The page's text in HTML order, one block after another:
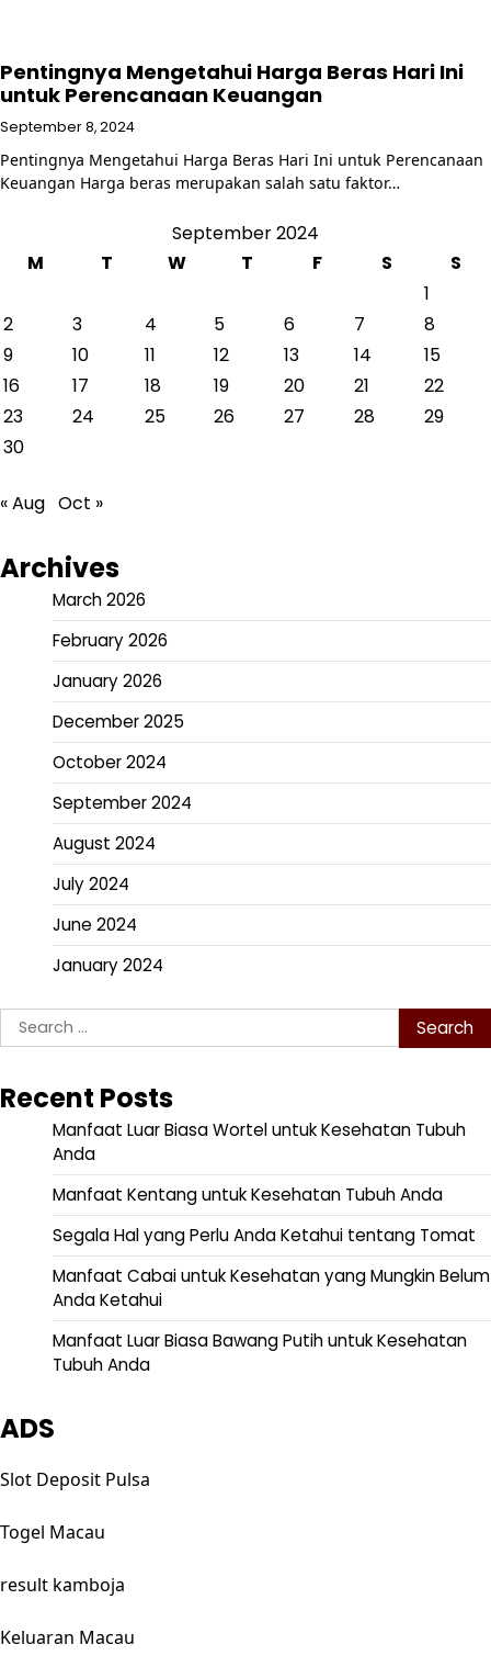
Pentingnya Mengetahui Harga Beras Hari Ini
untuk Perencanaan Keuangan
September 8, 2024
Pentingnya Mengetahui Harga Beras Hari Ini untuk Perencanaan
Keuangan Harga beras merupakan salah satu faktor…
September 2024
M
T W T F S
S
1
2
3 4 5 6 7
8
9
10 11 12 13 14
15
16
17 18 19 20 21
22
23
24 25 26 27 28
29
30
« Aug Oct »
Archives
March 2026
February 2026
January 2026
December 2025
October 2024
September 2024
August 2024
July 2024
June 2024
January 2024
Search
for:
Recent Posts
Manfaat Luar Biasa Wortel untuk Kesehatan Tubuh
Anda
Manfaat Kentang untuk Kesehatan Tubuh Anda
Segala Hal yang Perlu Anda Ketahui tentang Tomat
Manfaat Cabai untuk Kesehatan yang Mungkin Belum
Anda Ketahui
Manfaat Luar Biasa Bawang Putih untuk Kesehatan
Tubuh Anda
ADS
Slot Deposit Pulsa
Togel Macau
result kamboja
Keluaran Macau